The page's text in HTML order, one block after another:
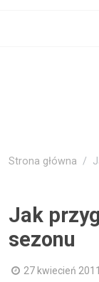
Strona główna
Jak
sezonu
27 kwiecień 2011